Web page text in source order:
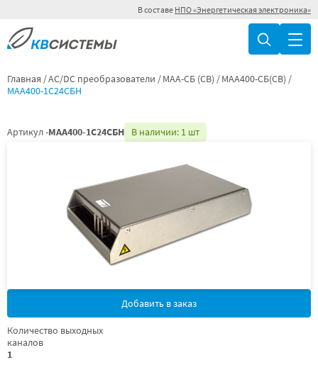
В составе НПО «Энергетическая электроника»
Главная AC/DC преобразователи МАА-СБ (СВ)
МАА400-СБ(СВ)
МАА400-1С24СБН
Артикул -МАА400-1С24СБН В наличии: 1 шт
Добавить в заказ
Количество выходных
каналов
1